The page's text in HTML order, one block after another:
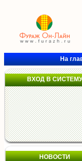
На
ВХОД В СИСТЕМУ
НОВОСТИ